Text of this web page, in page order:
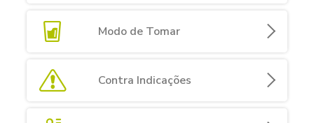
Modo de Tomar
Contra Indicações